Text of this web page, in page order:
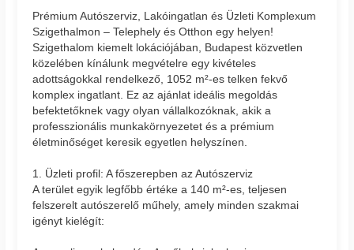
Prémium Autószerviz, Lakóingatlan és Üzleti Komplexum
Szigethalmon – Telephely és Otthon egy helyen!
Szigethalom kiemelt lokációjában, Budapest közvetlen
közelében kínálunk megvételre egy kivételes
adottságokkal rendelkező, 1052 m²-es telken fekvő
komplex ingatlant. Ez az ajánlat ideális megoldás
befektetőknek vagy olyan vállalkozóknak, akik a
professzionális munkakörnyezetet és a prémium
életminőséget keresik egyetlen helyszínen.
1. Üzleti profil: A főszerepben az Autószerviz
A terület egyik legfőbb értéke a 140 m²-es, teljesen
felszerelt autószerelő műhely, amely minden szakmai
igényt kielégít: